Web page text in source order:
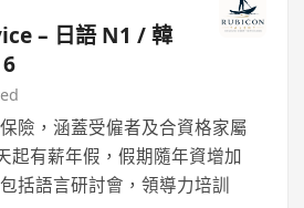
– 日語 N1 / 韓
險，涵蓋受僱者及合資格家屬
起有薪年假，假期隨年資增加
括語言研討會，領導力培訓